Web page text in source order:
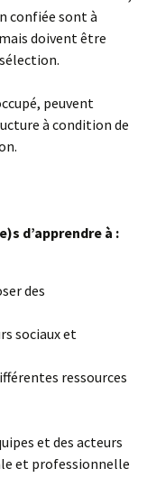
confiée sont à
doivent être
peuvent
à condition de
d’apprendre à :
des
sociaux et
ressources
et des acteurs
et professionnelle